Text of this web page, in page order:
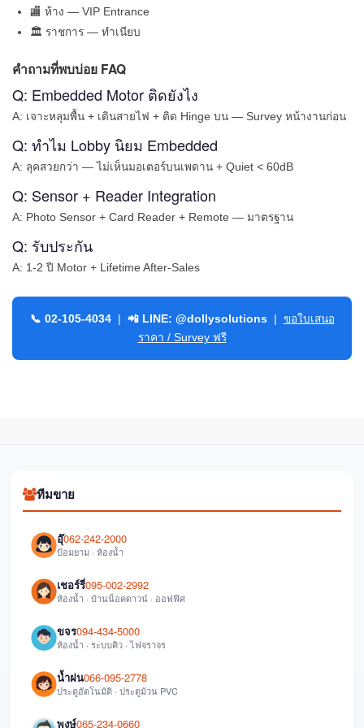
🏬 ห้าง — VIP Entrance
🏛 ราชการ — ทำเนียบ
คำถามที่พบบ่อย FAQ
Q: Embedded Motor ติดยังไง
A: เจาะหลุมพื้น + เดินสายไฟ + ติด Hinge บน — Survey หน้างานก่อน
Q: ทำไม Lobby นิยม Embedded
A: ลุคสวยกว่า — ไม่เห็นมอเตอร์บนเพดาน + Quiet < 60dB
Q: Sensor + Reader Integration
A: Photo Sensor + Card Reader + Remote — มาตรฐาน
Q: รับประกัน
A: 1-2 ปี Motor + Lifetime After-Sales
📞 02-105-4034| 📲 LINE: @dollysolutions| ขอใบเสนอ
ราคา / Survey ฟรี
ทีมขาย
อุ๊062-242-2000
ป้อมยาม · ห้องน้ำ
เชอร์รี่095-002-2992
ห้องน้ำ · บ้านน็อคดาวน์ · ออฟฟิศ
ขจร094-434-5000
ห้องน้ำ · ระบบคิว · ไฟจราจร
น้ำฝน066-095-2778
ประตูอัตโนมัติ · ประตูม้วน PVC
พงษ์065-234-0660